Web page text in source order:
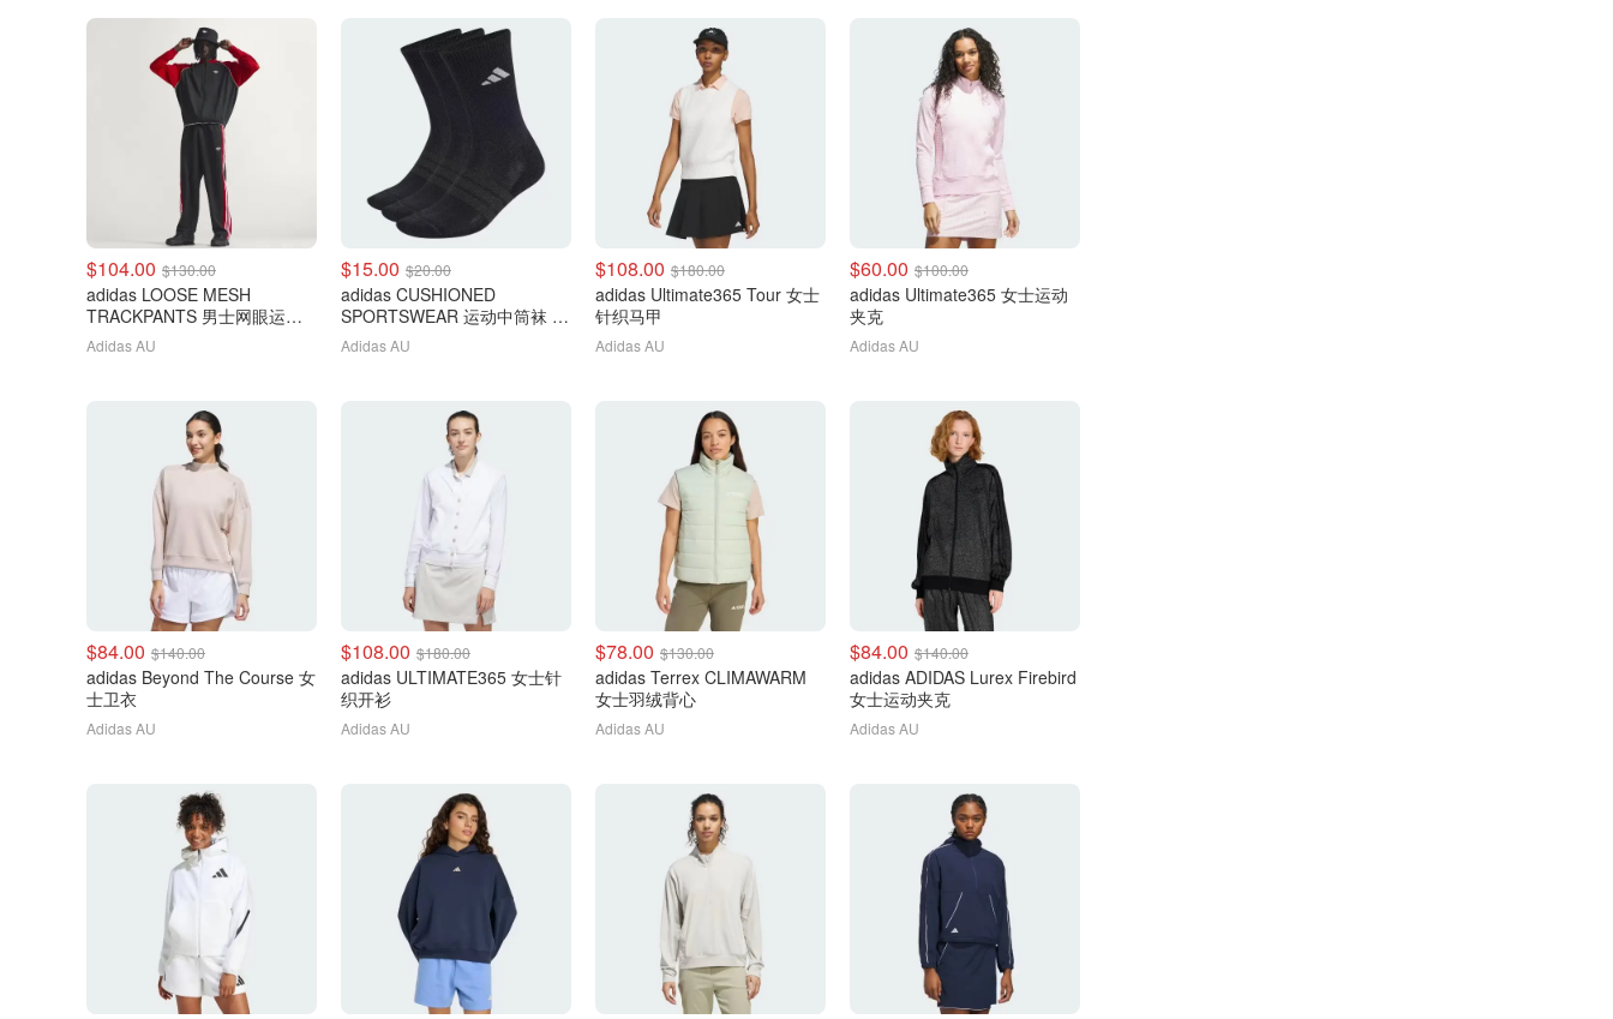
$104.00 $130.00
adidas LOOSE MESH
TRACKPANTS 男士网眼运动
裤
Adidas AU
$15.00 $20.00
adidas CUSHIONED
SPORTSWEAR 运动中筒袜 3
双装
Adidas AU
$108.00 $180.00
adidas Ultimate365 Tour 女士
针织马甲
Adidas AU
$60.00 $100.00
adidas Ultimate365 女士运动
夹克
Adidas AU
$84.00 $140.00
adidas Beyond The Course 女
士卫衣
Adidas AU
$108.00 $180.00
adidas ULTIMATE365 女士针
织开衫
Adidas AU
$78.00 $130.00
adidas Terrex CLIMAWARM
女士羽绒背心
Adidas AU
$84.00 $140.00
adidas ADIDAS Lurex Firebird
女士运动夹克
Adidas AU